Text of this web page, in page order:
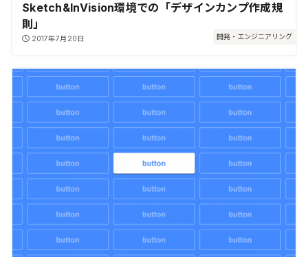
開発・エンジニアリング
Sketch&InVision環境での「デザインカンプ作成規
則」
2017年7月20日